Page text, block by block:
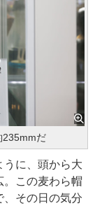
235mmだ
に、頭から大
。この麦わら帽
、その日の気分